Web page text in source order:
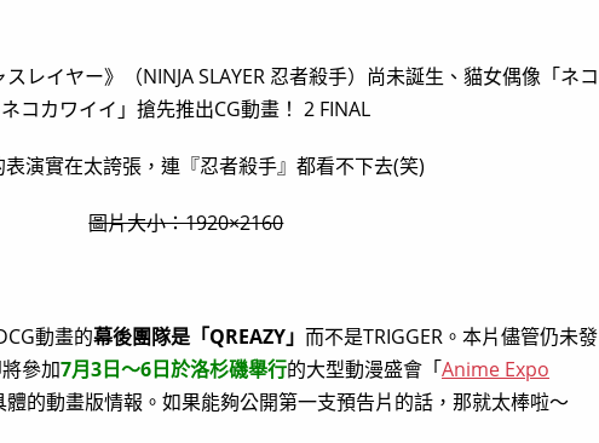
表演實在太誇張，連『忍者殺手』都看不下去(笑)
圖片大小：1920×2160
動畫的幕後團隊是「QREAZY」 而不是TRIGGER。本片儘管仍未發
參加7月3日～6日於洛杉磯舉行的大型動漫盛會「Anime Expo
體的動畫版情報。如果能夠公開第一支預告片的話，那就太棒啦～